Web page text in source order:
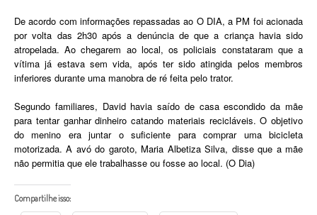
De acordo com informações repassadas ao O DIA, a PM foi acionada
por volta das 2h30 após a denúncia de que a criança havia sido
atropelada. Ao chegarem ao local, os policiais constataram que a
vítima já estava sem vida, após ter sido atingida pelos membros
inferiores durante uma manobra de ré feita pelo trator.
Segundo familiares, David havia saído de casa escondido da mãe
para tentar ganhar dinheiro catando materiais recicláveis. O objetivo
do menino era juntar o suficiente para comprar uma bicicleta
motorizada. A avó do garoto, Maria Albetiza Silva, disse que a mãe
não permitia que ele trabalhasse ou fosse ao local. (O Dia)
Compartilhe isso: